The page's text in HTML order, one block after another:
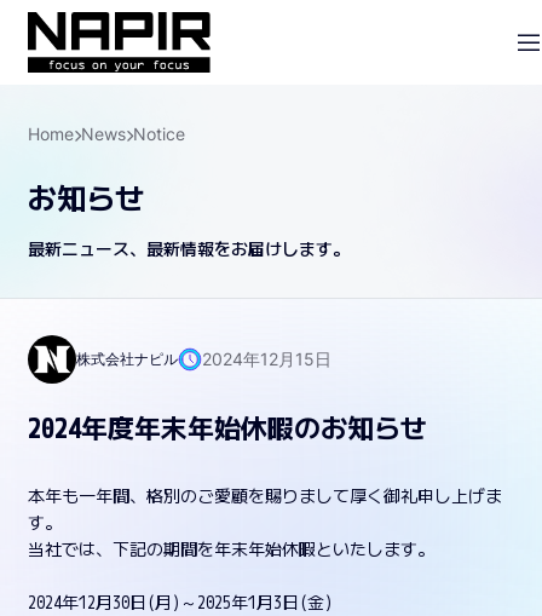
Home News Notice
お知らせ
最新ニュース、最新情報をお届けします。
株式会社ナピル 2024年12月15日
2024年度年末年始休暇のお知らせ
本年も一年間、格別のご愛顧を賜りまして厚く御礼申し上げま
す。
当社では、下記の期間を年末年始休暇といたします。
2024年12月30日(月)～2025年1月3日(金)